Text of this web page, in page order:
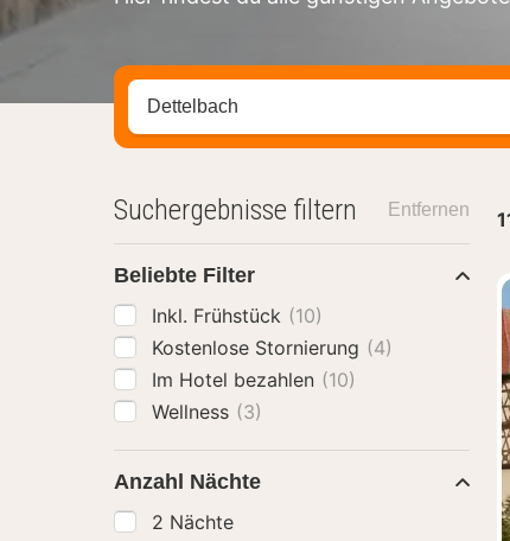
Stadt, Region oder Hotel suchen
Suchergebnisse filtern Entfernen
Beliebte Filter
Inkl. Frühstück (10)
Kostenlose Stornierung (4)
Im Hotel bezahlen (10)
Wellness (3)
Anzahl Nächte
2 Nächte